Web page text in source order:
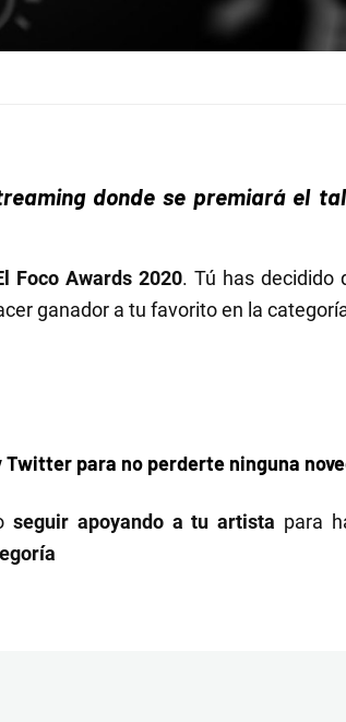
donde se premiará el
Foco Awards 2020. Tú has decidido
ganador a tu favorito en la
Twitter para no perderte ninguna
seguir apoyando a tu artista para